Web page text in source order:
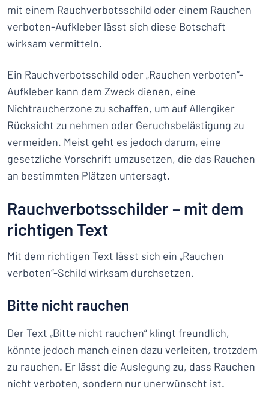
mit einem Rauchverbotsschild oder einem Rauchen
verboten-Aufkleber lässt sich diese Botschaft
wirksam vermitteln.
Ein Rauchverbotsschild oder „Rauchen verboten“-
Aufkleber kann dem Zweck dienen, eine
Nichtraucherzone zu schaffen, um auf Allergiker
Rücksicht zu nehmen oder Geruchsbelästigung zu
vermeiden. Meist geht es jedoch darum, eine
gesetzliche Vorschrift umzusetzen, die das Rauchen
an bestimmten Plätzen untersagt.
Rauchverbotsschilder – mit dem
richtigen Text
Mit dem richtigen Text lässt sich ein „Rauchen
verboten“-Schild wirksam durchsetzen.
Bitte nicht rauchen
Der Text „Bitte nicht rauchen“ klingt freundlich,
könnte jedoch manch einen dazu verleiten, trotzdem
zu rauchen. Er lässt die Auslegung zu, dass Rauchen
nicht verboten, sondern nur unerwünscht ist.